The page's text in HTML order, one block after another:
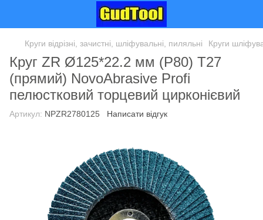
Круги відрізні, зачистні, шліфувальні, пиляльні Круги
Круг ZR Ø125*22.2 мм (P80) Т27
(прямий) NovoAbrasive Profi
пелюстковий торцевий цирконієвий
Артикул: NPZR2780125 Написати відгук